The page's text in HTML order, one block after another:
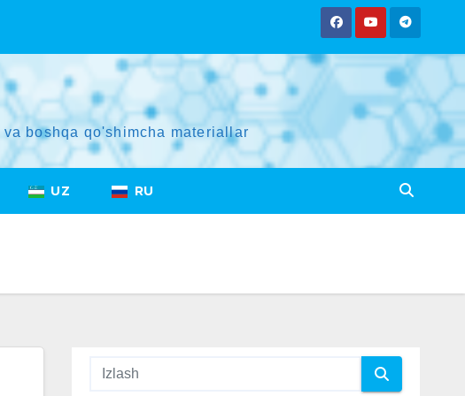
boshqa qo'shimcha materiallar
UZ RU